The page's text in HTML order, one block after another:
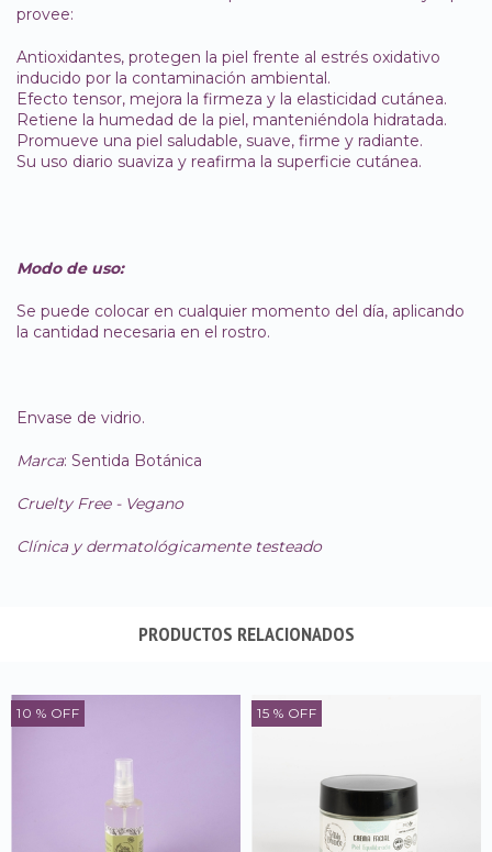
provee:
Antioxidantes, protegen la piel frente al estrés oxidativo
inducido por la contaminación ambiental.
Efecto tensor, mejora la firmeza y la elasticidad cutánea.
Retiene la humedad de la piel, manteniéndola hidratada.
Promueve una piel saludable, suave, firme y radiante.
Su uso diario suaviza y reafirma la superficie cutánea.
Modo de uso:
Se puede colocar en cualquier momento del día, aplicando
la cantidad necesaria en el rostro.
Envase de vidrio.
Marca: Sentida Botánica
Cruelty Free - Vegano
Clínica y dermatológicamente testeado
PRODUCTOS RELACIONADOS
10 % OFF 15 % OFF